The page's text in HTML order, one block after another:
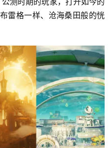
雷格一样、沧海桑田般的恍